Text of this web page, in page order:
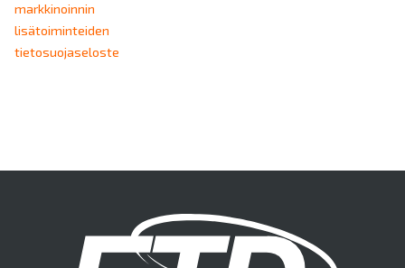
markkinoinnin
lisätoiminteiden
tietosuojaseloste